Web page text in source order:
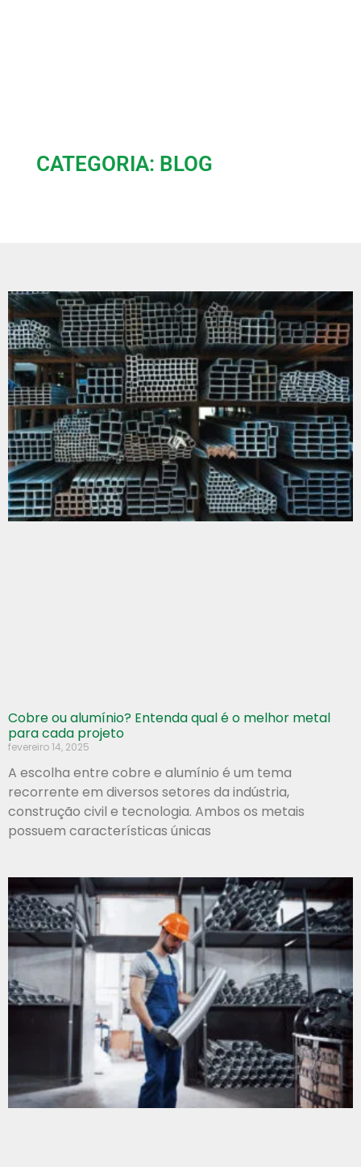
CATEGORIA: BLOG
Cobre ou alumínio? Entenda qual é o melhor metal
para cada projeto
fevereiro 14, 2025
A escolha entre cobre e alumínio é um tema
recorrente em diversos setores da indústria,
construção civil e tecnologia. Ambos os metais
possuem características únicas